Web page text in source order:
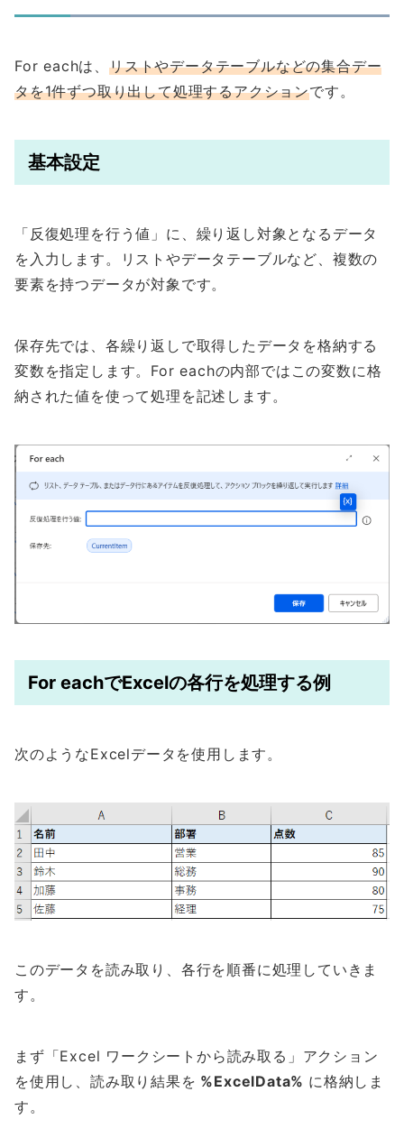
For eachは、 リストやデータテーブルなどの集合デー
タを1件ずつ取り出して処理するアクションです。
基本設定
「反復処理を行う値」に、繰り返し対象となるデータ
を入力します。リストやデータテーブルなど、複数の
要素を持つデータが対象です。
保存先では、各繰り返しで取得したデータを格納する
変数を指定します。For eachの内部ではこの変数に格
納された値を使って処理を記述します。
For eachでExcelの各行を処理する例
次のようなExcelデータを使用します。
このデータを読み取り、各行を順番に処理していきま
す。
まず「Excel ワークシートから読み取る」アクション
を使用し、読み取り結果を %ExcelData% に格納しま
す。